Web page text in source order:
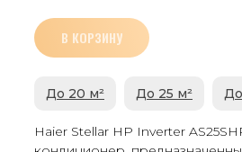
В КОРЗИНУ
До 20 м² До 25 м²
Haier Stellar HP Inverter